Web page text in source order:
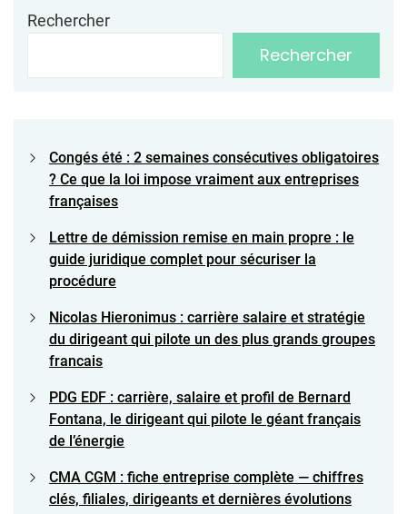
Rechercher
Rechercher
Congés été : 2 semaines consécutives obligatoires
? Ce que la loi impose vraiment aux entreprises
françaises
Lettre de démission remise en main propre : le
guide juridique complet pour sécuriser la
procédure
Nicolas Hieronimus : carrière salaire et stratégie
du dirigeant qui pilote un des plus grands groupes
francais
PDG EDF : carrière, salaire et profil de Bernard
Fontana, le dirigeant qui pilote le géant français
de l’énergie
CMA CGM : fiche entreprise complète — chiffres
clés, filiales, dirigeants et dernières évolutions